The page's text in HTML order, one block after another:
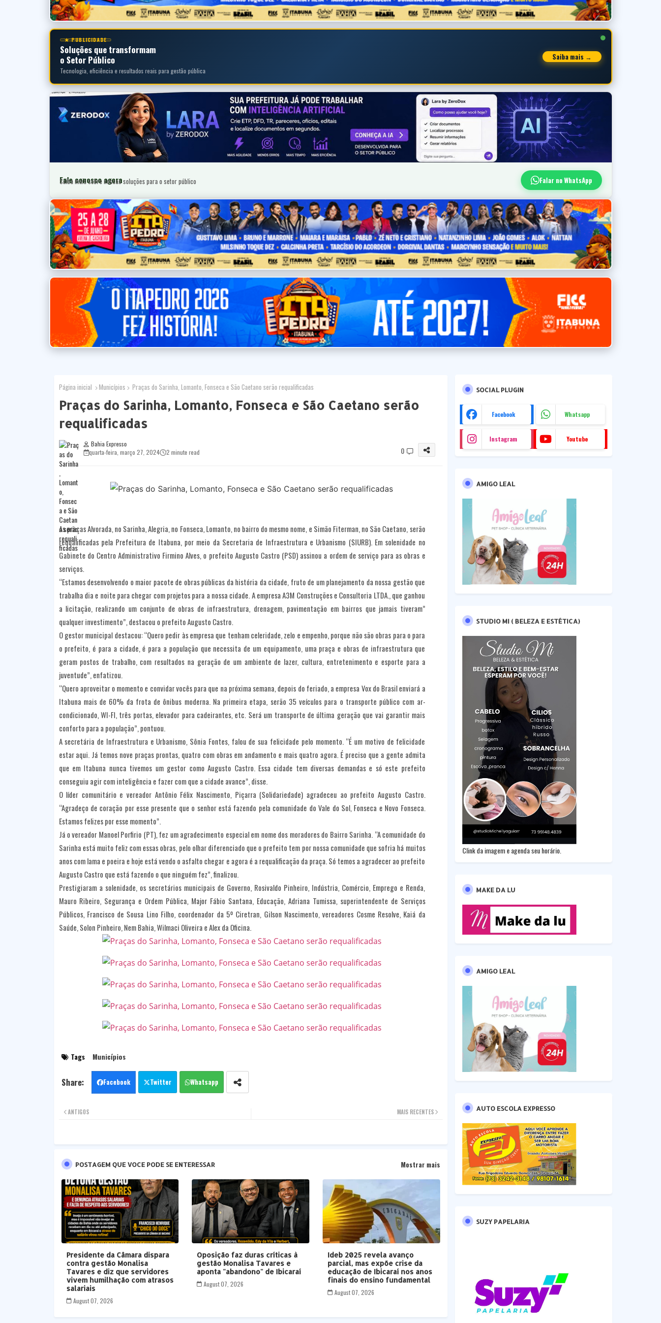
★ PUBLICIDADE
Soluções que transformam
o Setor Público
Tecnologia, eficiência e resultados reais para gestão pública
Saiba mais →
Fale conosco agora
Saiba mais sobre nossas soluções para o setor público Falar no WhatsApp
Página inicial Municípios Praças do Sarinha, Lomanto, Fonseca e São Caetano serão requalificadas
Praças do Sarinha, Lomanto, Fonseca e São Caetano serão
requalificadas
Bahia Expresso
quarta-feira, março 27, 2024
2 minute read 0
As praças Alvorada, no Sarinha, Alegria, no Fonseca, Lomanto, no bairro do mesmo nome, e Simão Fiterman, no São Caetano, serão
requalificadas pela Prefeitura de Itabuna, por meio da Secretaria de Infraestrutura e Urbanismo (SIURB). Em solenidade no
Gabinete do Centro Administrativo Firmino Alves, o prefeito Augusto Castro (PSD) assinou a ordem de serviço para as obras e
serviços.
“Estamos desenvolvendo o maior pacote de obras públicas da história da cidade, fruto de um planejamento da nossa gestão que
trabalha dia e noite para chegar com projetos para a nossa cidade. A empresa A3M Construções e Consultoria LTDA., que ganhou
a licitação, realizando um conjunto de obras de infraestrutura, drenagem, pavimentação em bairros que jamais tiveram”
qualquer investimento”, destacou o prefeito Augusto Castro.
O gestor municipal destacou: “Quero pedir às empresa que tenham celeridade, zelo e empenho, porque não são obras para o para
o prefeito, é para a cidade, é para a população que necessita de um equipamento, uma praça e obras de infraestrutura que
geram postos de trabalho, com resultados na geração de um ambiente de lazer, cultura, entretenimento e esporte para a
juventude”, enfatizou.
“Quero aproveitar o momento e convidar vocês para que na próxima semana, depois do feriado, a empresa Vox do Brasil enviará a
Itabuna mais de 60% da frota de ônibus moderna. Na primeira etapa, serão 35 veículos para o transporte público com ar-
condicionado, WI-FI, três portas, elevador para cadeirantes, etc. Será um transporte de última geração que vai garantir mais
conforto para a população”, pontuou.
A secretária de Infraestrutura e Urbanismo, Sônia Fontes, falou de sua felicidade pelo momento. “É um motivo de felicidade
estar aqui. Já temos nove praças prontas, quatro com obras em andamento e mais quatro agora. É preciso que a gente admita
que em Itabuna nunca tivemos um gestor como Augusto Castro. Essa cidade tem diversas demandas e só este prefeito
conseguiu agir com inteligência e fazer com que a cidade avance”, disse.
O líder comunitário e vereador Antônio Félix Nascimento, Piçarra (Solidariedade) agradeceu ao prefeito Augusto Castro.
“Agradeço de coração por esse presente que o senhor está fazendo pela comunidade do Vale do Sol, Fonseca e Novo Fonseca.
Estamos felizes por esse momento”.
Já o vereador Manoel Porfirio (PT), fez um agradecimento especial em nome dos moradores do Bairro Sarinha. “A comunidade do
Sarinha está muito feliz com essas obras, pelo olhar diferenciado que o prefeito tem por nossa comunidade que sofria há muitos
anos com lama e poeira e hoje está vendo o asfalto chegar e agora é a requalificação da praça. Só temos a agradecer ao prefeito
Augusto Castro que está fazendo o que ninguém fez”, finalizou.
Prestigiaram a solenidade, os secretários municipais de Governo, Rosivaldo Pinheiro, Indústria, Comércio, Emprego e Renda,
Mauro Ribeiro, Segurança e Ordem Pública, Major Fábio Santana, Educação, Adriana Tumissa, superintendente de Serviços
Públicos, Francisco de Sousa Lino Filho, coordenador da 5º Ciretran, Gilson Nascimento, vereadores Cosme Resolve, Kaiá da
Saúde, Solon Pinheiro, Nem Bahia, Wilmaci Oliveira e Alex da Oficina.
Tags Municípios
Facebook Twitter Whatsapp
MAIS RECENTES
ANTIGOS
POSTAGEM QUE VOCE PODE SE ENTERESSAR Mostrar mais
Presidente da Câmara dispara
contra gestão Monalisa
Tavares e diz que servidores
vivem humilhação com atrasos
salariais
August 07, 2026
Oposição faz duras críticas à
gestão Monalisa Tavares e
aponta "abandono" de Ibicaraí
August 07, 2026
Ideb 2025 revela avanço
parcial, mas expõe crise da
educação de Ibicaraí nos anos
finais do ensino fundamental
August 07, 2026
SOCIAL PLUGIN
Facebook Whatsapp
Instagram Youtube
AMIGO LEAL
STUDIO MI ( BELEZA E ESTÉTICA)
Clink da imagem e agenda seu horário.
MAKE DA LU
AMIGO LEAL
AUTO ESCOLA EXPRESSO
SUZY PAPELARIA